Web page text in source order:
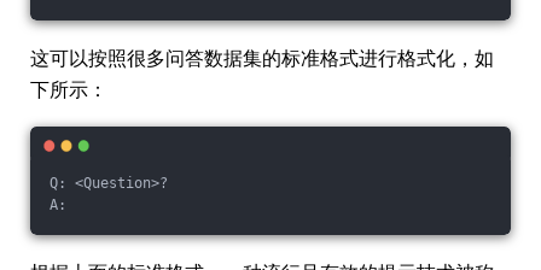
这可以按照很多问答数据集的标准格式进行格式化，如
下所示：
Q: <Question>?
A: